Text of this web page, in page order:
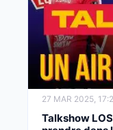
27 MAR 2025,
Talkshow